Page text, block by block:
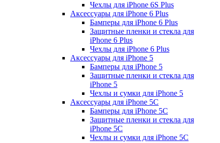
Чехлы для iPhone 6S Plus
Аксессуары для iPhone 6 Plus
Бамперы для iPhone 6 Plus
Защитные пленки и стекла для
iPhone 6 Plus
Чехлы для iPhone 6 Plus
Аксессуары для iPhone 5
Бамперы для iPhone 5
Защитные пленки и стекла для
iPhone 5
Чехлы и сумки для iPhone 5
Аксессуары для iPhone 5C
Бамперы для iPhone 5C
Защитные пленки и стекла для
iPhone 5C
Чехлы и сумки для iPhone 5C